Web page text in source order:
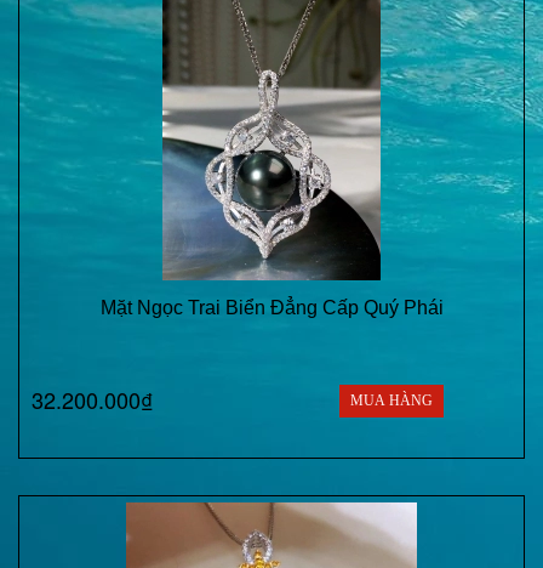
Mặt Ngọc Trai Biển Đẳng Cấp Quý Phái
32.200.000₫ MUA HÀNG